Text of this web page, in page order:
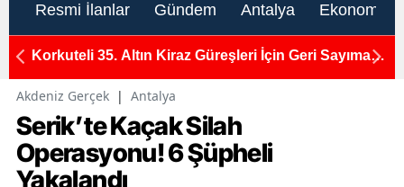
Resmi İlanlar Gündem Antalya Ekonomi
Korkuteli 35. Altın Kiraz Güreşleri İçin Geri Sayıma
Akdeniz Gerçek | Antalya
Serik’te Kaçak Silah
Operasyonu! 6 Şüpheli
Yakalandı